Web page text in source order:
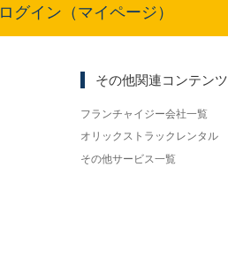
ログイン（マイページ）
その他関連コンテンツ
フランチャイジー会社一覧
オリックストラックレンタル
その他サービス一覧